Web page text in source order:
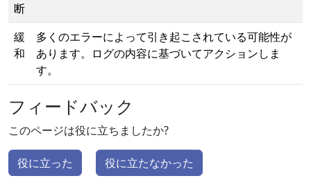
断
緩
和
多くのエラーによって引き起こされている可能性が
あります。ログの内容に基づいてアクションしま
す。
フィードバック
このページは役に立ちましたか?
役に立った 役に立たなかった